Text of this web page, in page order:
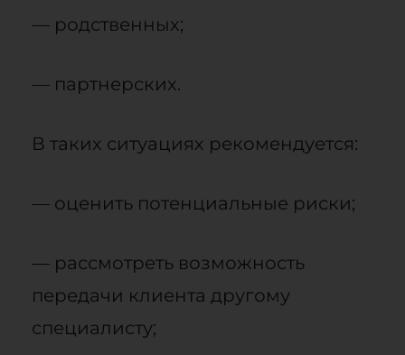
— родственных;
— партнерских.
В таких ситуациях рекомендуется:
— оценить потенциальные риски;
— рассмотреть возможность
передачи клиента другому
специалисту;